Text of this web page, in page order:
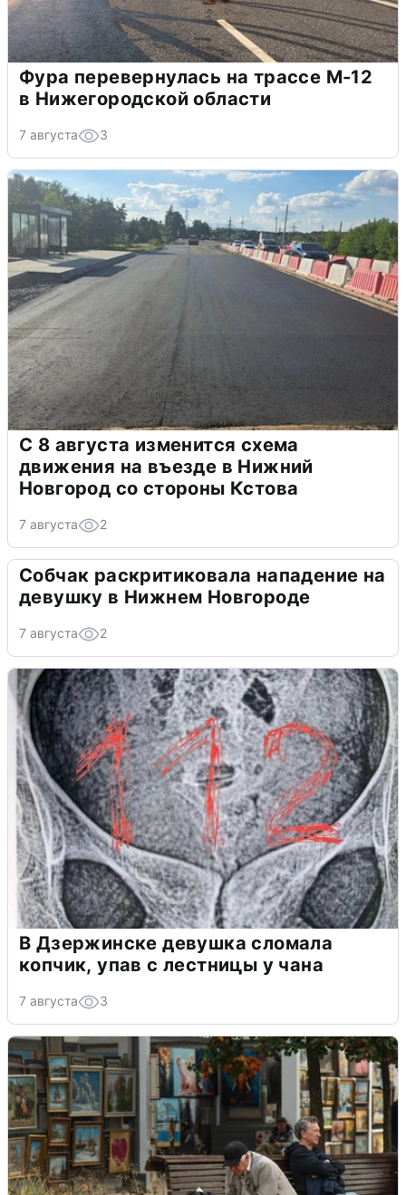
Фура перевернулась на трассе М-12
в Нижегородской области
7 августа 3
С 8 августа изменится схема
движения на въезде в Нижний
Новгород со стороны Кстова
7 августа 2
Собчак раскритиковала нападение на
девушку в Нижнем Новгороде
7 августа 2
В Дзержинске девушка сломала
копчик, упав с лестницы у чана
7 августа 3